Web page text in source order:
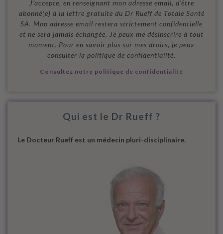
J’accepte, en renseignant mon adresse email, d’être
abonné(e) à la lettre gratuite du Dr Rueff de Totale Santé
SA. Mon adresse email restera strictement confidentielle
et ne sera jamais échangée. Je peux me désinscrire à tout
moment. Pour en savoir plus sur mes droits, je peux
consulter la politique de confidentialité.
Consultez notre politique de confidentialité
Qui est le Dr Rueff ?
Le Docteur Rueff est un médecin pluri-disciplinaire.